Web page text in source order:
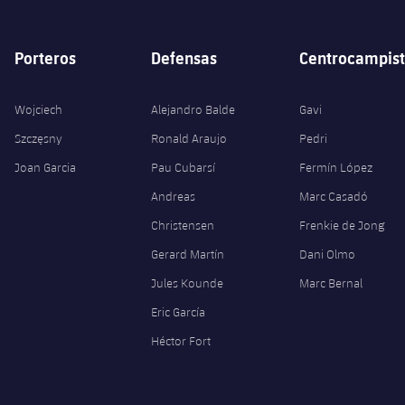
Porteros
Wojciech
Szczęsny
Joan Garcia
Defensas
Alejandro Balde
Ronald Araujo
Pau Cubarsí
Andreas
Christensen
Gerard Martín
Jules Kounde
Eric García
Héctor Fort
Gavi
Pedri
Fermín López
Marc Casadó
Frenkie de Jong
Dani Olmo
Marc Bernal